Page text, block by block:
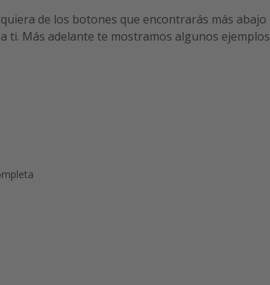
de los botones que encontrarás más abajo
ti. Más adelante te mostramos algunos ejemplos